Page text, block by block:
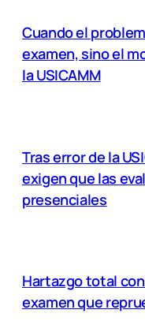
Cuando el
examen, sino el
la USICAMM
Tras error de la
exigen que las
presenciales
Hartazgo total con
examen que